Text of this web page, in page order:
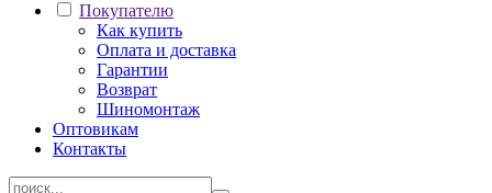
Покупателю
Как купить
Оплата и доставка
Гарантии
Возврат
Шиномонтаж
Оптовикам
Контакты